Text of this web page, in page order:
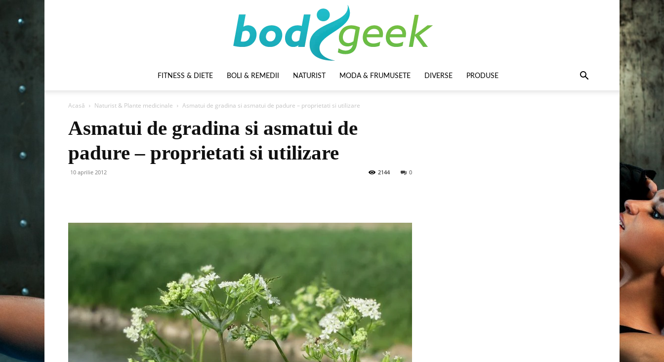
FITNESS & DIETE BOLI & REMEDII NATURIST MODA & FRUMUSETE DIVERSE PRODUSE
Acasă Naturist & Plante medicinale Asmatui de gradina si asmatui de padure – proprietati si utilizare
Asmatui de gradina si asmatui de
padure – proprietati si utilizare
10 aprilie 2012 0
2144